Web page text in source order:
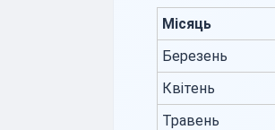
Місяць
Березень
Квітень
Травень